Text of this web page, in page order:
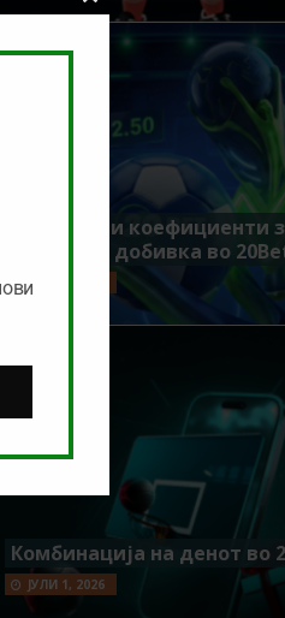
Зголемени коефициенти
поголема добивка во
ЈУЛИ 8, 2026
Комбинација на денот во
ЈУЛИ 1, 2026
Close
this
module